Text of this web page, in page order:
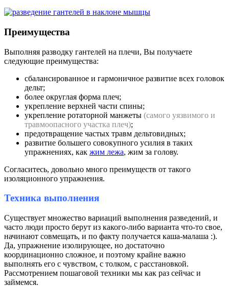
Преимущества
Выполняя разводку гантелей на плечи, Вы получаете
следующие преимущества:
сбалансированное и гармоничное развитие всех головок
дельт;
более округлая форма плеч;
укрепление верхней части спины;
укрепление ротаторной манжеты (самого уязвимого и
травмоопасного участка плеч);
предотвращение частых травм дельтовидных;
развитие большего совокупного усилия в таких
упражнениях, как жим лежа, жим за голову.
Согласитесь, довольно много преимуществ от такого
изоляционного упражнения.
Техника выполнения
Существует множество вариаций выполнения разведений, и
часто люди просто берут из какого-либо варианта что-то свое,
начинают совмещать, и по факту получается каша-малаша :).
Да, упражнение изолирующее, но достаточно
координационно сложное, и поэтому крайне важно
выполнять его с чувством, с толком, с расстановкой.
Рассмотрением пошаговой техники мы как раз сейчас и
займемся.